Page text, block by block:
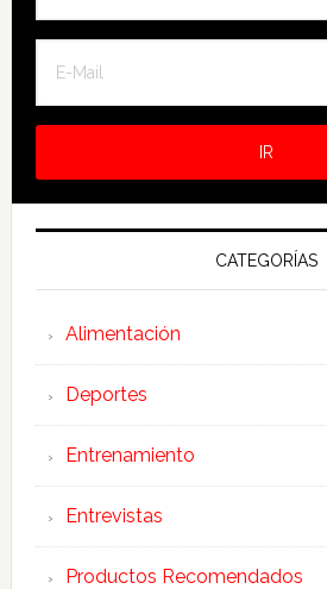
CATEGORÍAS
Alimentación
Deportes
Entrenamiento
Entrevistas
Productos Recomendados